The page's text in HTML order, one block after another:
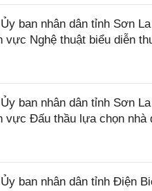
ban nhân dân tỉnh Sơn
Nghệ thuật biểu diễn
ban nhân dân tỉnh Sơn
Đấu thầu lựa chọn nhà
ban nhân dân tỉnh Điện